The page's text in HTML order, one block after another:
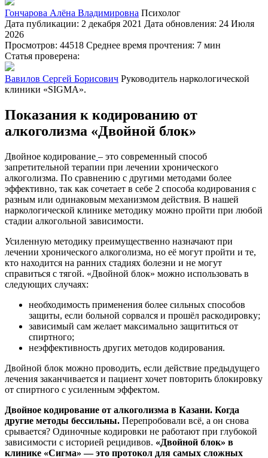
Гончарова Алёна Владимировна Психолог
Дата публикации: 2 декабря 2021 Дата обновления: 24 Июля
2026
Просмотров: 44518 Среднее время прочтения: 7 мин
Статья проверена:
Вавилов Сергей Борисович Руководитель наркологической
клиники «SIGMA».
Показания к кодированию от
алкоголизма «Двойной блок»
Двойное кодирование – это современный способ
запретительной терапии при лечении хронического
алкоголизма. По сравнению с другими методами более
эффективно, так как сочетает в себе 2 способа кодирования с
разным или одинаковым механизмом действия. В нашей
наркологической клинике методику можно пройти при любой
стадии алкогольной зависимости.
Усиленную методику преимущественно назначают при
лечении хронического алкоголизма, но её могут пройти и те,
кто находится на ранних стадиях болезни и не могут
справиться с тягой. «Двойной блок» можно использовать в
следующих случаях:
необходимость применения более сильных способов
защиты, если больной сорвался и прошёл раскодировку;
зависимый сам желает максимально защититься от
спиртного;
неэффективность других методов кодирования.
Двойной блок можно проводить, если действие предыдущего
лечения заканчивается и пациент хочет повторить блокировку
от спиртного с усиленным эффектом.
Двойное кодирование от алкоголизма в Казани. Когда
другие методы бессильны. Перепробовали всё, а он снова
срывается? Одиночные кодировки не работают при глубокой
зависимости с историей рецидивов. «Двойной блок» в
клинике «Сигма» — это протокол для самых сложных